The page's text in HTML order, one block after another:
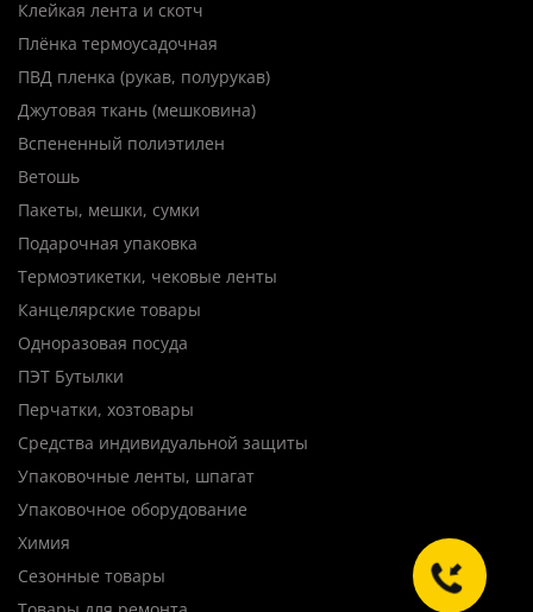
Клейкая лента и скотч
Плёнка термоусадочная
ПВД пленка (рукав, полурукав)
Джутовая ткань (мешковина)
Вспененный полиэтилен
Ветошь
Пакеты, мешки, сумки
Подарочная упаковка
Термоэтикетки, чековые ленты
Канцелярские товары
Одноразовая посуда
ПЭТ Бутылки
Перчатки, хозтовары
Средства индивидуальной защиты
Упаковочные ленты, шпагат
Упаковочное оборудование
Химия
Сезонные товары